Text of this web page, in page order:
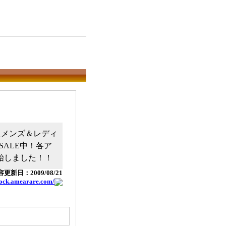
ンズ＆レディ
中！各ア
ました！！
更新日：2009/08/21